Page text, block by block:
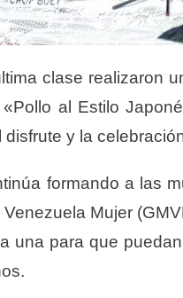
clase realizaron
al Estilo
disfrute y la
formando a las
Venezuela Mujer
una para que